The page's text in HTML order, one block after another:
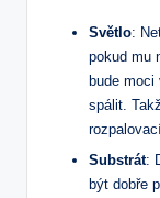
Světlo:
pokud mu
bude
spálit.
Substrát:
být dobře